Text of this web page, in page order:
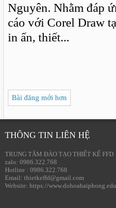
Nguyên. Nhằm đáp
cáo với Corel Draw
in ấn, thiết...
Bài đăng mới hơn
THÔNG TIN LIÊN HỆ
TRUNG TÂM ĐÀO TẠO THIẾT KẾ FFD
zalo: 0986.322.768
Hotline : 0986.322.768
Email: thietkeffd@gmail.com
Website: https://